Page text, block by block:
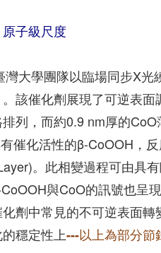
子級尺度
大學團隊以臨場同步X光
該催化劑展現了可逆表面
列，而約0.9 nm厚的
催化活性的β-CoOOH，
。此相變過程可由具
與CoO的訊號也呈
劑中常見的不可逆表面
穩定性上---以上為部分節